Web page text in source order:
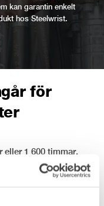
kan garantin enkelt
hos Steelwrist.
för
eller 1 600 timmar,
ingår alltid vid
omfattar